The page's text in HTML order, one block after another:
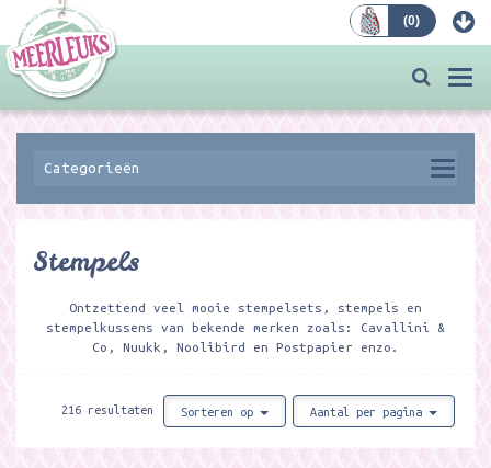
(0)
Categorieën
Stempels
Ontzettend veel mooie stempelsets, stempels en
stempelkussens van bekende merken zoals: Cavallini &
Co, Nuukk, Noolibird en Postpapier enzo.
216 resultaten Sorteren op Aantal per pagina